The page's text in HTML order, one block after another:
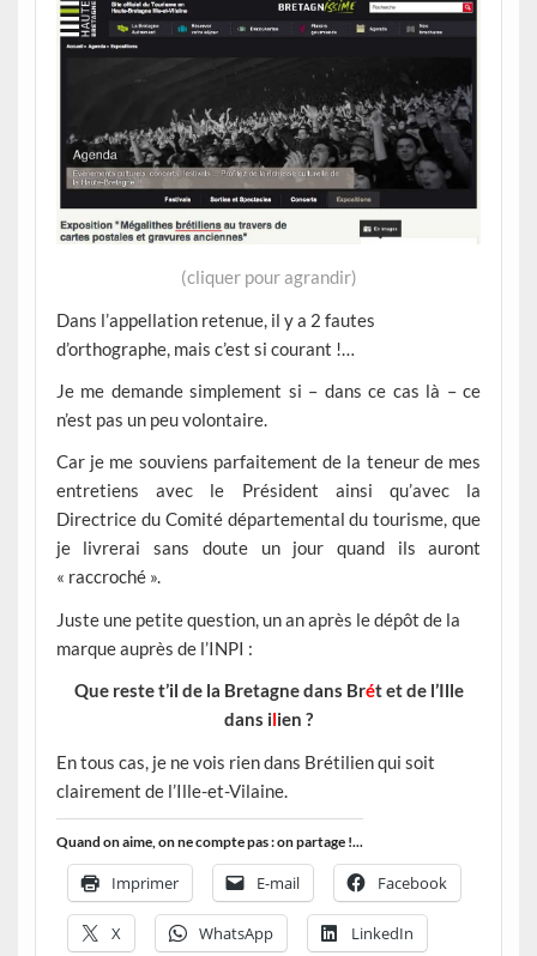
(cliquer pour agrandir)
Dans l’appellation retenue, il y a 2 fautes
d’orthographe, mais c’est si courant !…
Je me demande simplement si – dans ce cas là – ce
n’est pas un peu volontaire.
Car je me souviens parfaitement de la teneur de mes
entretiens avec le Président ainsi qu’avec la
Directrice du Comité départemental du tourisme, que
je livrerai sans doute un jour quand ils auront
« raccroché ».
Juste une petite question, un an après le dépôt de la
marque auprès de l’INPI :
Que reste t’il de la Bretagne dans Brét et de l’Ille
dans ilien ?
En tous cas, je ne vois rien dans Brétilien qui soit
clairement de l’Ille-et-Vilaine.
Quand on aime, on ne compte pas : on partage !...
Imprimer E-mail Facebook
X WhatsApp LinkedIn